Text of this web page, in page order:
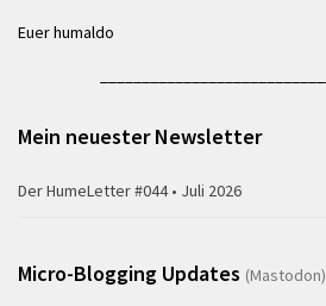
Euer humaldo
Mein neuester Newsletter
Der HumeLetter #044 • Juli 2026
Micro-Blogging Updates (Mastodon)